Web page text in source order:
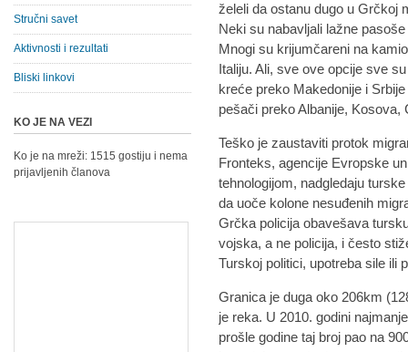
želeli da ostanu dugo u Grčkoj
Neki su nabavljali lažne
Mnogi su krijumčareni na
Italiju. Ali, sve ove opcije sve
kreće preko Makedonije i
pešači preko Albanije,
Teško je zaustaviti protok
Fronteks, agencije Evropske
tehnologijom, nadgledaju
da uoče kolone nesuđenih
Grčka policija obavešava
vojska, a ne policija, i često
Turskoj politici, upotreba sile ili
Granica je duga oko 206km
je reka. U 2010. godini
prošle godine taj broj pao na
Stručni savet
Aktivnosti i rezultati
Bliski linkovi
KO JE NA VEZI
Ko je na mreži: 1515 gostiju i nema
prijavljenih članova